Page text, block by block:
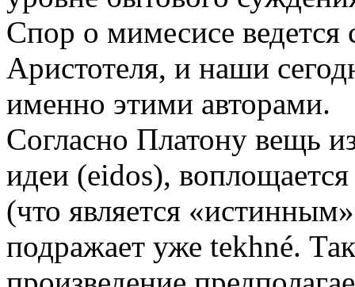
Спор о мимесисе ведется
Аристотеля, и наши
именно этими авторами.
Согласно Платону вещь
идеи (eidos),
(что является
подражает уже tekhné.